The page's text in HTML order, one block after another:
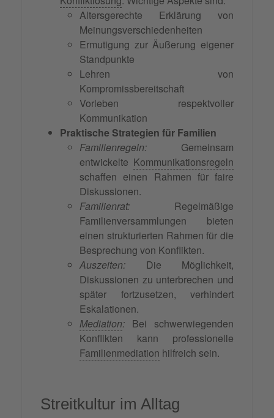
Altersgerechte Erklärung von
Meinungsverschiedenheiten
Ermutigung zur Äußerung eigener
Standpunkte
Lehren von
Kompromissbereitschaft
Vorleben respektvoller
Kommunikation
Praktische Strategien für Familien
Familienregeln: Gemeinsam
entwickelte Kommunikationsregeln
schaffen einen Rahmen für faire
Diskussionen.
Familienrat: Regelmäßige
Familienversammlungen bieten
einen strukturierten Rahmen für die
Besprechung von Konflikten.
Auszeiten: Die Möglichkeit,
Diskussionen zu unterbrechen und
später fortzusetzen, verhindert
Eskalationen.
Mediation: Bei schwerwiegenden
Konflikten kann professionelle
Familienmediation hilfreich sein.
Streitkultur im Alltag